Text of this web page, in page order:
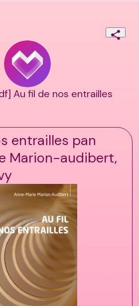
Au fil de nos entrailles
entrailles pan
Marion-audibert,